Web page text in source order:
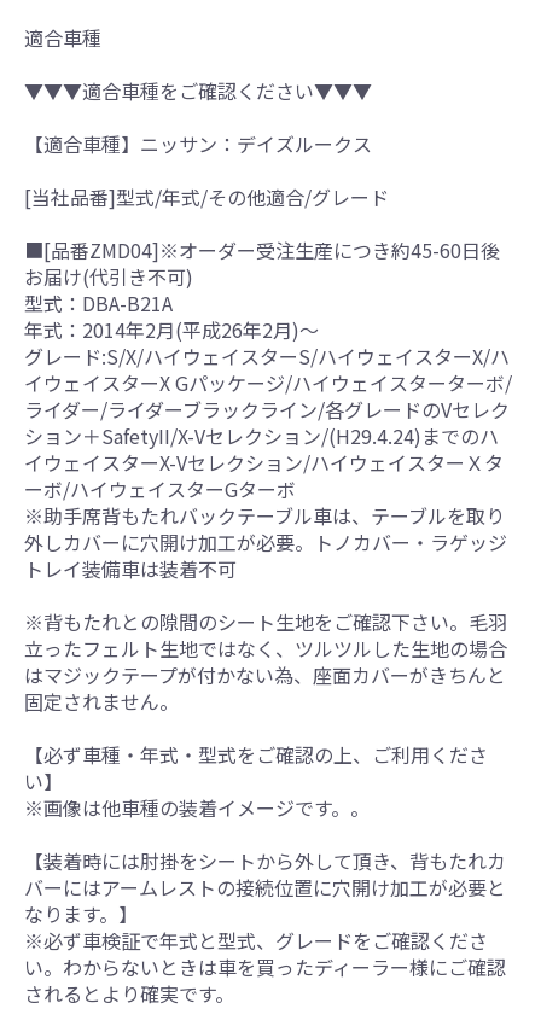
適合車種
▼▼▼適合車種をご確認ください▼▼▼
【適合車種】ニッサン：デイズルークス
[当社品番]型式/年式/その他適合/グレード
■[品番ZMD04]※オーダー受注生産につき約45-60日後
お届け(代引き不可)
型式：DBA-B21A
年式：2014年2月(平成26年2月)～
グレード:S/X/ハイウェイスターS/ハイウェイスターX/ハ
イウェイスターX Gパッケージ/ハイウェイスターターボ/
ライダー/ライダーブラックライン/各グレードのVセレク
ション＋SafetyII/X-Vセレクション/(H29.4.24)までのハ
イウェイスターX-Vセレクション/ハイウェイスターＸタ
ーボ/ハイウェイスターGターボ
※助手席背もたれバックテーブル車は、テーブルを取り
外しカバーに穴開け加工が必要。トノカバー・ラゲッジ
トレイ装備車は装着不可
※背もたれとの隙間のシート生地をご確認下さい。毛羽
立ったフェルト生地ではなく、ツルツルした生地の場合
はマジックテープが付かない為、座面カバーがきちんと
固定されません。
【必ず車種・年式・型式をご確認の上、ご利用くださ
い】
※画像は他車種の装着イメージです。。
【装着時には肘掛をシートから外して頂き、背もたれカ
バーにはアームレストの接続位置に穴開け加工が必要と
なります。】
※必ず車検証で年式と型式、グレードをご確認くださ
い。わからないときは車を買ったディーラー様にご確認
されるとより確実です。